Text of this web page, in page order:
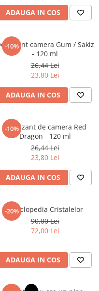
ADAUGA IN COS
-10%
camera Gum / Sakiz
- 120 ml
26,44 Lei
23,80 Lei
ADAUGA IN COS
-10%
Odorizant de camera Red
Dragon - 120 ml
26,44 Lei
23,80 Lei
ADAUGA IN COS
-20%
Enciclopedia Cristalelor
90,00 Lei
72,00 Lei
ADAUGA IN COS